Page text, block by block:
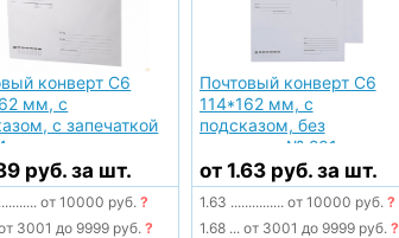
конверт С6
мм, с
с запечаткой
руб. за шт.
от 10000 руб.?
3001 до 9999 руб.?
Почтовый конверт С6
114*162 мм, с
подсказом, без
запечатки № 201
от 1.63 руб. за шт.
1.63 ............... от 10000 руб. ?
1.68 ... от 3001 до 9999 руб. ?